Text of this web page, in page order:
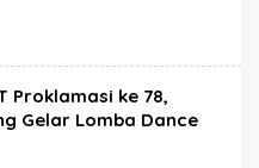
Proklamasi ke 78,
Gelar Lomba Dance